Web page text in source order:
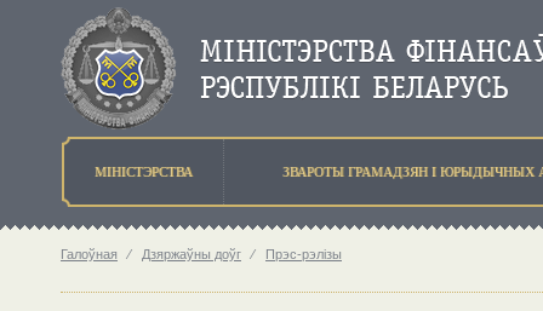
МIНIСТЭРСТВА ЗВАРОТЫ ГРАМАДЗЯН I ЮРЫДЫЧНЫХ
Галоўная ⁄ Дзяржаўны доўг ⁄ Прэс-рэлізы